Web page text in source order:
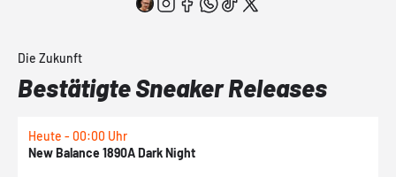
Die Zukunft
Bestätigte Sneaker Releases
Heute - 00:00 Uhr
New Balance 1890A Dark Night